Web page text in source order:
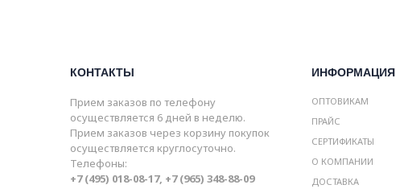
КОНТАКТЫ
Прием заказов по телефону
осуществляется 6 дней в неделю.
Прием заказов через корзину покупок
осуществляется круглосуточно.
Телефоны:
+7 (495) 018-08-17, +7 (965) 348-88-09
ИНФОРМАЦИЯ
ОПТОВИКАМ
ПРАЙС
СЕРТИФИКАТЫ
О КОМПАНИИ
ДОСТАВКА